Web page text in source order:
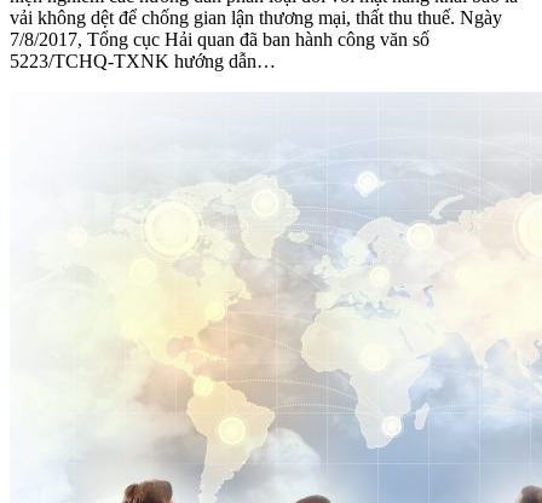
vải không dệt để chống gian lận thương mại, thất thu thuế. Ngày
7/8/2017, Tổng cục Hải quan đã ban hành công văn số
5223/TCHQ-TXNK hướng dẫn…